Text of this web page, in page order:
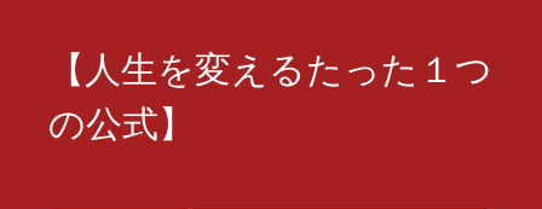
【人生を変えるたった１つ
の公式】